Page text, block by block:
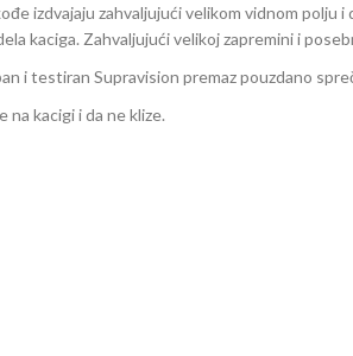
izdvajaju zahvaljujući velikom vidnom
kaciga. Zahvaljujući velikoj zapremini i
i testiran Supravision premaz pouzdano
kacigi i da ne klize.